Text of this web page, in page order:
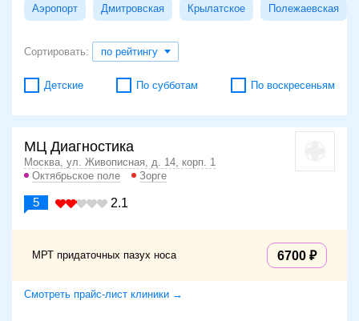
Аэропорт Дмитровская Крылатское Полежаевская
Сортировать: по рейтингу
Детские По субботам По воскресеньям
МЦ Диагностика
Москва, ул. Живописная, д. 14, корп. 1
Октябрьское поле
Зорге
5 2.1
МРТ придаточных пазух носа 6700
Смотреть прайс-лист клиники →